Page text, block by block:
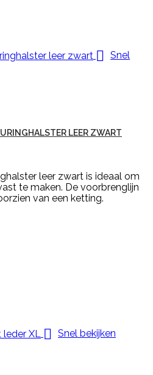
 Snel
LEER ZWART
leer zwart is ideaal om
te maken. De voorbrenglijn
van een ketting.
 Snel bekijken